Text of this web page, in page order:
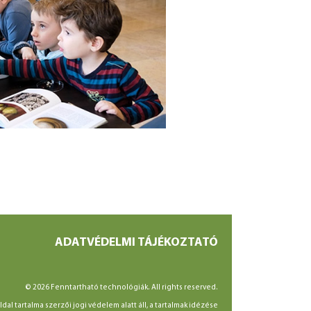
ADATVÉDELMI TÁJÉKOZTATÓ
© 2026 Fenntartható technológiák. All rights reserved.
tartalma szerzői jogi védelem alatt áll, a tartalmak idézése